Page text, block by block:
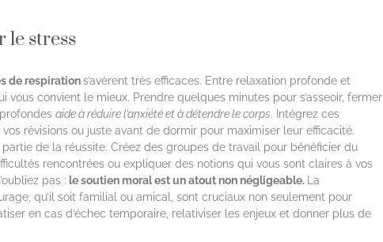
le stress
de respirations’avèrent très efficaces. Entre relaxation profonde et
convient le mieux. Prendre quelques minutes pour s’asseoir, fermer
aide à réduire l’anxiété et à détendre le corps. Intégrez ces
révisions ou juste avant de dormir pour maximiser leur efficacité.
de la réussite. Créez des groupes de travail pour bénéficier du
rencontrées ou expliquer des notions qui vous sont claires à vos
pas : le soutien moral est un atout non négligeable.
La
qu’il soit familial ou amical, sont cruciaux non seulement pour
en cas d’échec temporaire, relativiser les enjeux et donner plus de